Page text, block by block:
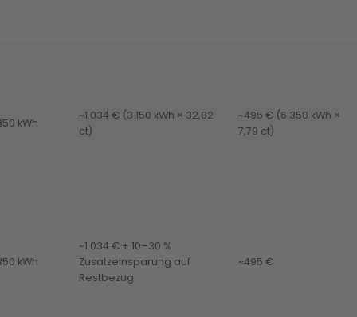
kWh
~1.034 € (3.150 kWh × 32,82
ct)
~495 € (6.350 kWh ×
7,79 ct)
kWh
~1.034 € + 10–30 %
Zusatzeinsparung auf
Restbezug
~495 €